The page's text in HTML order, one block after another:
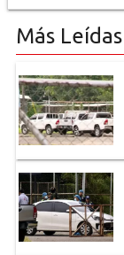
Más Leídas